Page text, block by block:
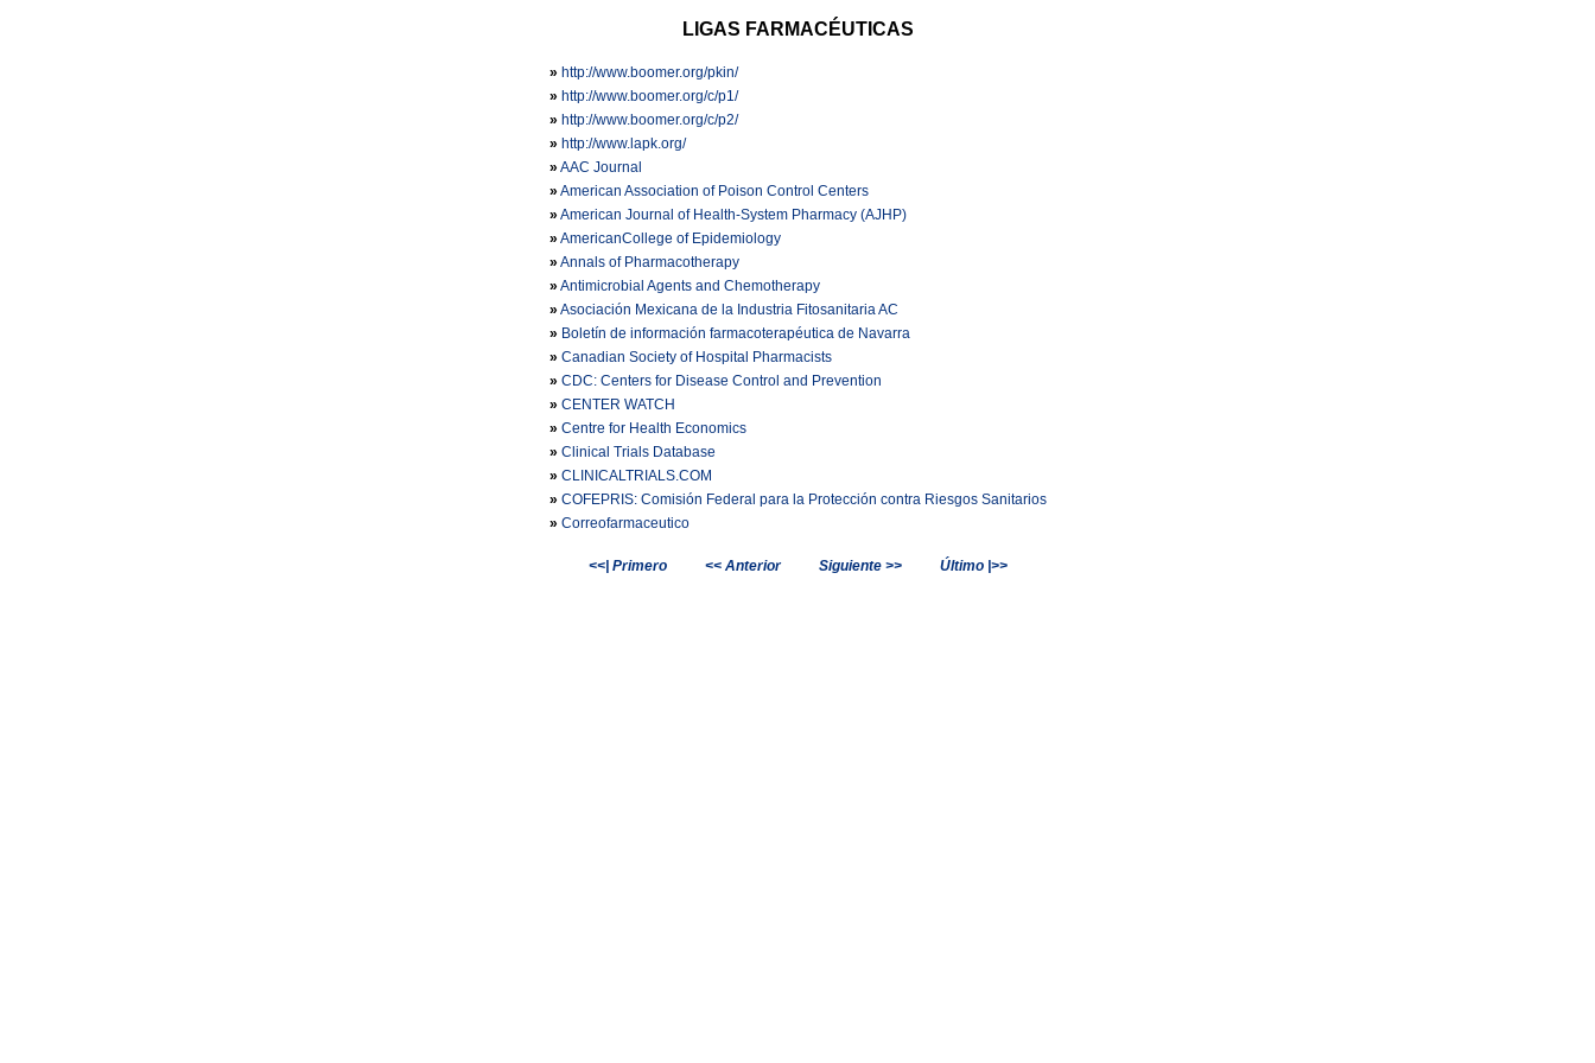
LIGAS FARMACÉUTICAS
» http://www.boomer.org/pkin/
» http://www.boomer.org/c/p1/
» http://www.boomer.org/c/p2/
» http://www.lapk.org/
» AAC Journal
» American Association of Poison Control Centers
» American Journal of Health-System Pharmacy (AJHP)
» AmericanCollege of Epidemiology
» Annals of Pharmacotherapy
» Antimicrobial Agents and Chemotherapy
» Asociación Mexicana de la Industria Fitosanitaria AC
» Boletín de información farmacoterapéutica de Navarra
» Canadian Society of Hospital Pharmacists
» CDC: Centers for Disease Control and Prevention
» CENTER WATCH
» Centre for Health Economics
» Clinical Trials Database
» CLINICALTRIALS.COM
» COFEPRIS: Comisión Federal para la Protección contra Riesgos Sanitarios
» Correofarmaceutico
<<| Primero << Anterior Siguiente >> Último |>>